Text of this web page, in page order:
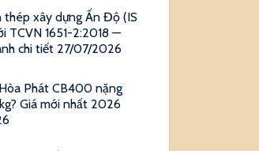
thép xây dựng Ấn Độ (IS
TCVN 1651-2:2018 —
chi tiết 27/07/2026
Phát CB400 nặng
Giá mới nhất 2026